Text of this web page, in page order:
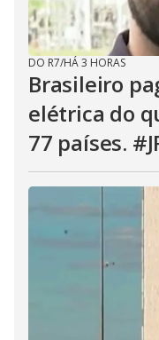
DO R7/HÁ 3 HORAS
Brasileiro
elétrica do
77 países.